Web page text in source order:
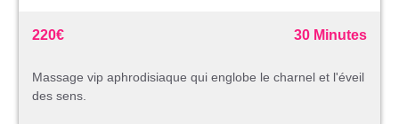
220€ 30 Minutes
Massage vip aphrodisiaque qui englobe le charnel et l'éveil
des sens.